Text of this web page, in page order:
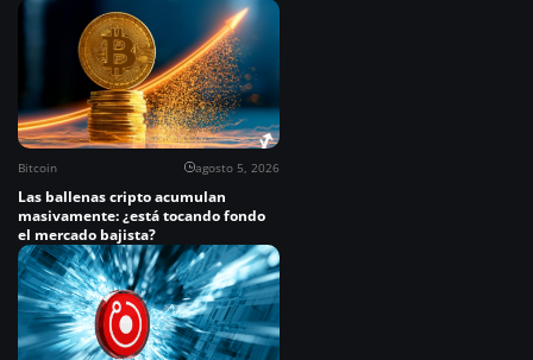
Bitcoin agosto 5, 2026
Las ballenas cripto acumulan
masivamente: ¿está tocando fondo
el mercado bajista?